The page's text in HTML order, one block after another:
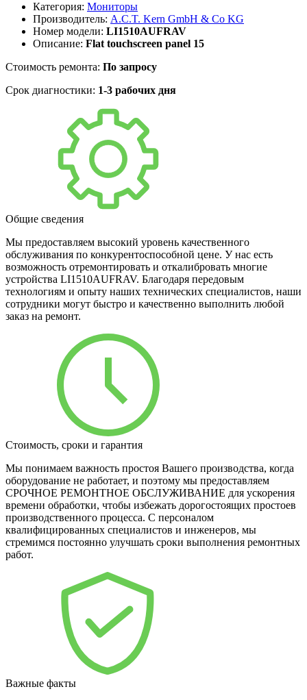
Категория: Мониторы
Производитель: A.C.T. Kern GmbH & Co KG
Номер модели: LI1510AUFRAV
Описание: Flat touchscreen panel 15
Стоимость ремонта: По запросу
Срок диагностики: 1-3 рабочих дня
Общие сведения
Мы предоставляем высокий уровень качественного
обслуживания по конкурентоспособной цене. У нас есть
возможность отремонтировать и откалибровать многие
устройства LI1510AUFRAV. Благодаря передовым
технологиям и опыту наших технических специалистов, наши
сотрудники могут быстро и качественно выполнить любой
заказ на ремонт.
Стоимость, сроки и гарантия
Мы понимаем важность простоя Вашего производства, когда
оборудование не работает, и поэтому мы предоставляем
СРОЧНОЕ РЕМОНТНОЕ ОБСЛУЖИВАНИЕ для ускорения
времени обработки, чтобы избежать дорогостоящих простоев
производственного процесса. С персоналом
квалифицированных специалистов и инженеров, мы
стремимся постоянно улучшать сроки выполнения ремонтных
работ.
Важные факты